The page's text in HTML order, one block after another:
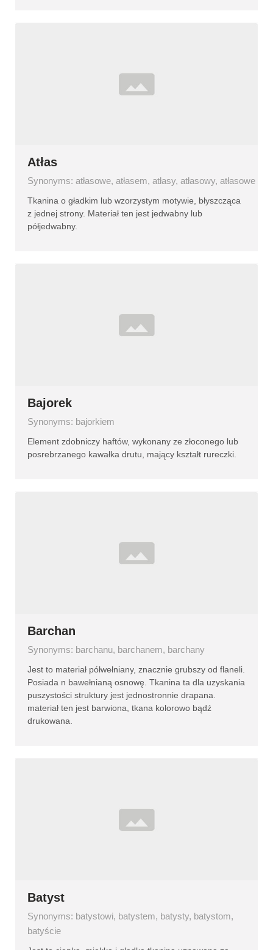
Atłas
Synonyms: atłasowe, atłasem, atłasy, atłasowy, atłasowe
Tkanina o gładkim lub wzorzystym motywie, błyszcząca
z jednej strony. Materiał ten jest jedwabny lub
półjedwabny.
Bajorek
Synonyms: bajorkiem
Element zdobniczy haftów, wykonany ze złoconego lub
posrebrzanego kawałka drutu, mający kształt rureczki.
Barchan
Synonyms: barchanu, barchanem, barchany
Jest to materiał półwełniany, znacznie grubszy od flaneli.
Posiada n bawełnianą osnowę. Tkanina ta dla uzyskania
puszystości struktury jest jednostronnie drapana.
materiał ten jest barwiona, tkana kolorowo bądź
drukowana.
Batyst
Synonyms: batystowi, batystem, batysty, batystom,
batyście